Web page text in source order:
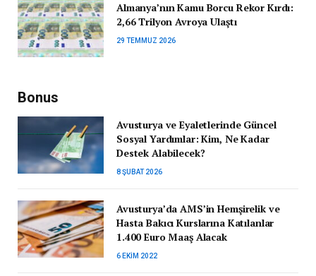
Almanya’nın Kamu Borcu Rekor Kırdı:
2,66 Trilyon Avroya Ulaştı
29 TEMMUZ 2026
Bonus
Avusturya ve Eyaletlerinde Güncel
Sosyal Yardımlar: Kim, Ne Kadar
Destek Alabilecek?
8 ŞUBAT 2026
Avusturya’da AMS’in Hemşirelik ve
Hasta Bakıcı Kurslarına Katılanlar
1.400 Euro Maaş Alacak
6 EKIM 2022